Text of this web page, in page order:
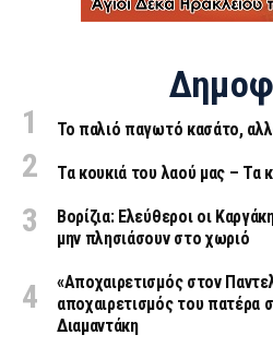
Το παλιό παγωτό κασάτο,
Τα κουκιά του λαού μας – Τα
Βορίζια: Ελεύθεροι οι
μην πλησιάσουν στο χωριό
«Aποχαιρετισμός στον
αποχαιρετισμός του πατέρα
Διαμαντάκη